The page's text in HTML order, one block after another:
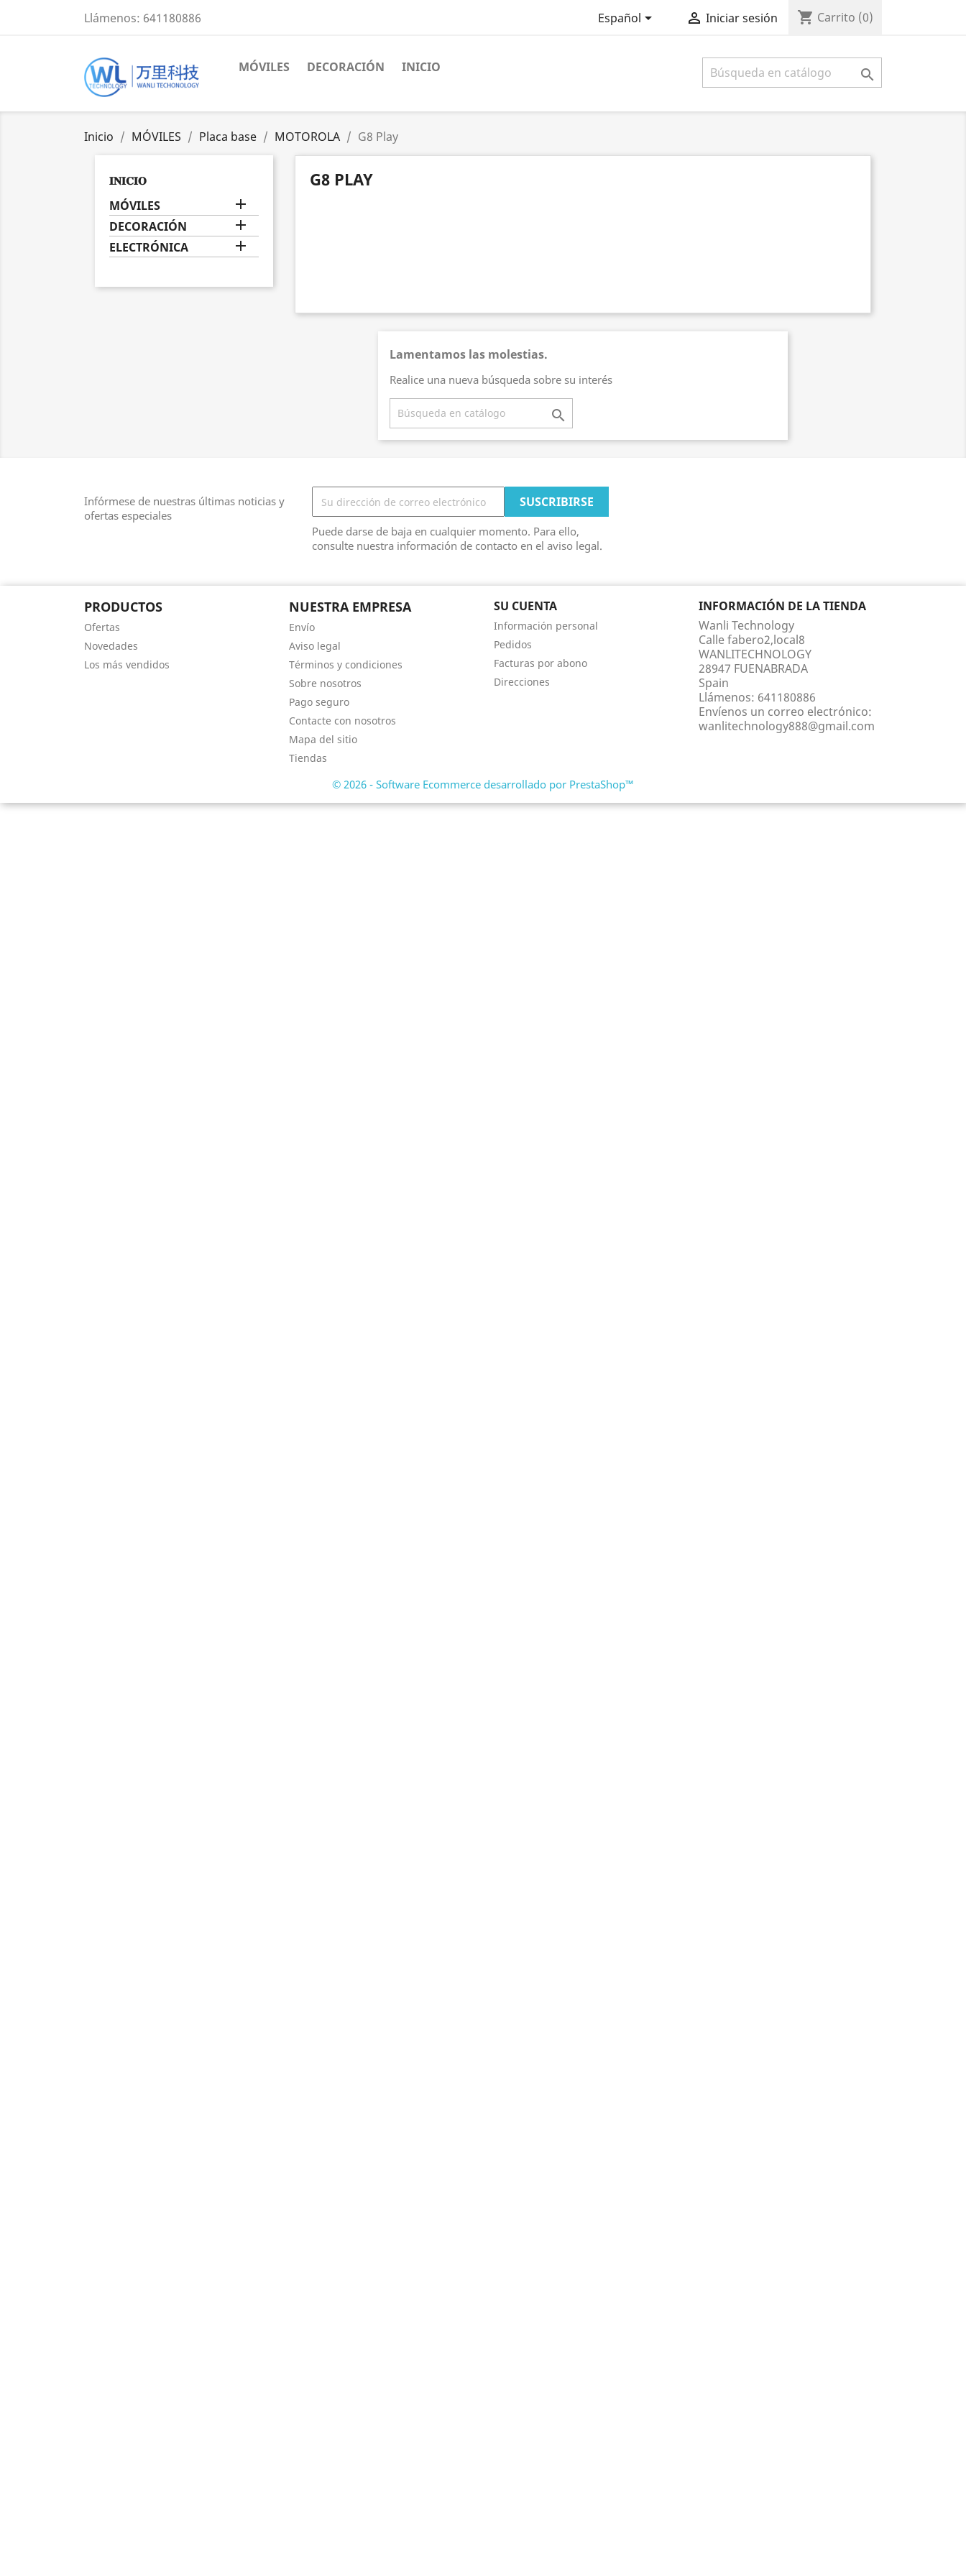
Llámenos: 641180886 Español  Iniciar sesión shopping_cart Carrito (0)
MÓVILES DECORACIÓN INICIO 
Inicio MÓVILES Placa base MOTOROLA G8 Play
𝐈𝐍𝐈𝐂𝐈𝐎
MÓVILES 
DECORACIÓN 
ELECTRÓNICA 
G8 PLAY
Lamentamos las molestias.
Realice una nueva búsqueda sobre su interés

Infórmese de nuestras últimas noticias y
ofertas especiales
Puede darse de baja en cualquier momento. Para ello,
consulte nuestra información de contacto en el aviso legal.
PRODUCTOS
Ofertas
Novedades
Los más vendidos
NUESTRA EMPRESA
Envío
Aviso legal
Términos y condiciones
Sobre nosotros
Pago seguro
Contacte con nosotros
Mapa del sitio
Tiendas
SU CUENTA
Información personal
Pedidos
Facturas por abono
Direcciones
INFORMACIÓN DE LA TIENDA
Wanli Technology
Calle fabero2,local8
WANLITECHNOLOGY
28947 FUENABRADA
Spain
Llámenos: 641180886
Envíenos un correo electrónico:
wanlitechnology888@gmail.com
© 2026 - Software Ecommerce desarrollado por PrestaShop™